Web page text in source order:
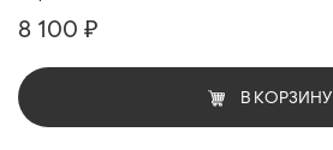
8 100 ₽
В КОРЗИНУ